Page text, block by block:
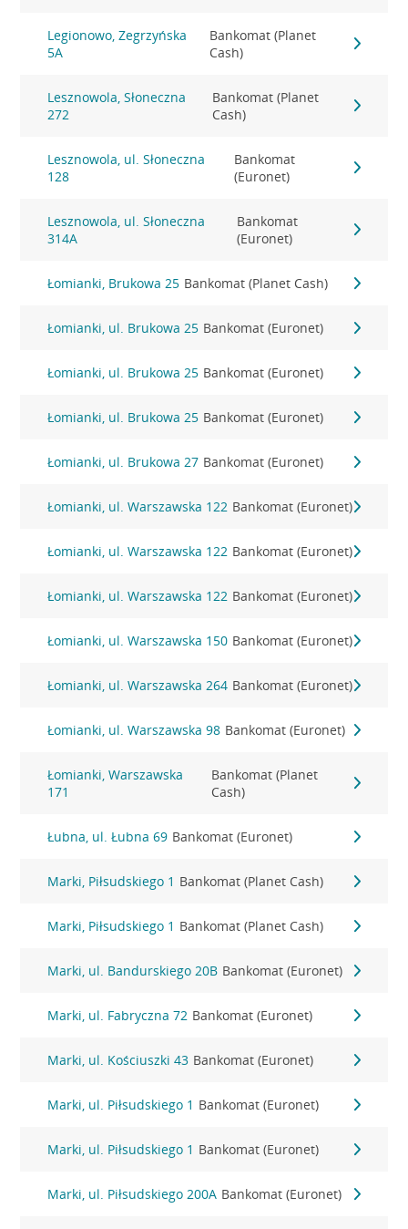
Legionowo, Zegrzyńska
5A
Bankomat (Planet
Cash)
Lesznowola, Słoneczna
272
Bankomat (Planet
Cash)
Lesznowola, ul. Słoneczna
128
Bankomat
(Euronet)
Lesznowola, ul. Słoneczna
314A
Bankomat
(Euronet)
Łomianki, Brukowa 25 Bankomat (Planet Cash)
Łomianki, ul. Brukowa 25 Bankomat (Euronet)
Łomianki, ul. Brukowa 25 Bankomat (Euronet)
Łomianki, ul. Brukowa 25 Bankomat (Euronet)
Łomianki, ul. Brukowa 27 Bankomat (Euronet)
Łomianki, ul. Warszawska 122 Bankomat (Euronet)
Łomianki, ul. Warszawska 122 Bankomat (Euronet)
Łomianki, ul. Warszawska 122 Bankomat (Euronet)
Łomianki, ul. Warszawska 150 Bankomat (Euronet)
Łomianki, ul. Warszawska 264 Bankomat (Euronet)
Łomianki, ul. Warszawska 98 Bankomat (Euronet)
Łomianki, Warszawska
171
Bankomat (Planet
Cash)
Łubna, ul. Łubna 69 Bankomat (Euronet)
Marki, Piłsudskiego 1 Bankomat (Planet Cash)
Marki, Piłsudskiego 1 Bankomat (Planet Cash)
Marki, ul. Bandurskiego 20B Bankomat (Euronet)
Marki, ul. Fabryczna 72 Bankomat (Euronet)
Marki, ul. Kościuszki 43 Bankomat (Euronet)
Marki, ul. Piłsudskiego 1 Bankomat (Euronet)
Marki, ul. Piłsudskiego 1 Bankomat (Euronet)
Marki, ul. Piłsudskiego 200A Bankomat (Euronet)